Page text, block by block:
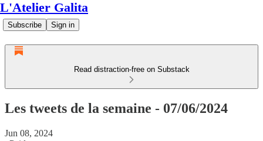
L'Atelier Galita
Subscribe Sign in
Read distraction-free on Substack
Les tweets de la semaine - 07/06/2024
Jun 08, 2024